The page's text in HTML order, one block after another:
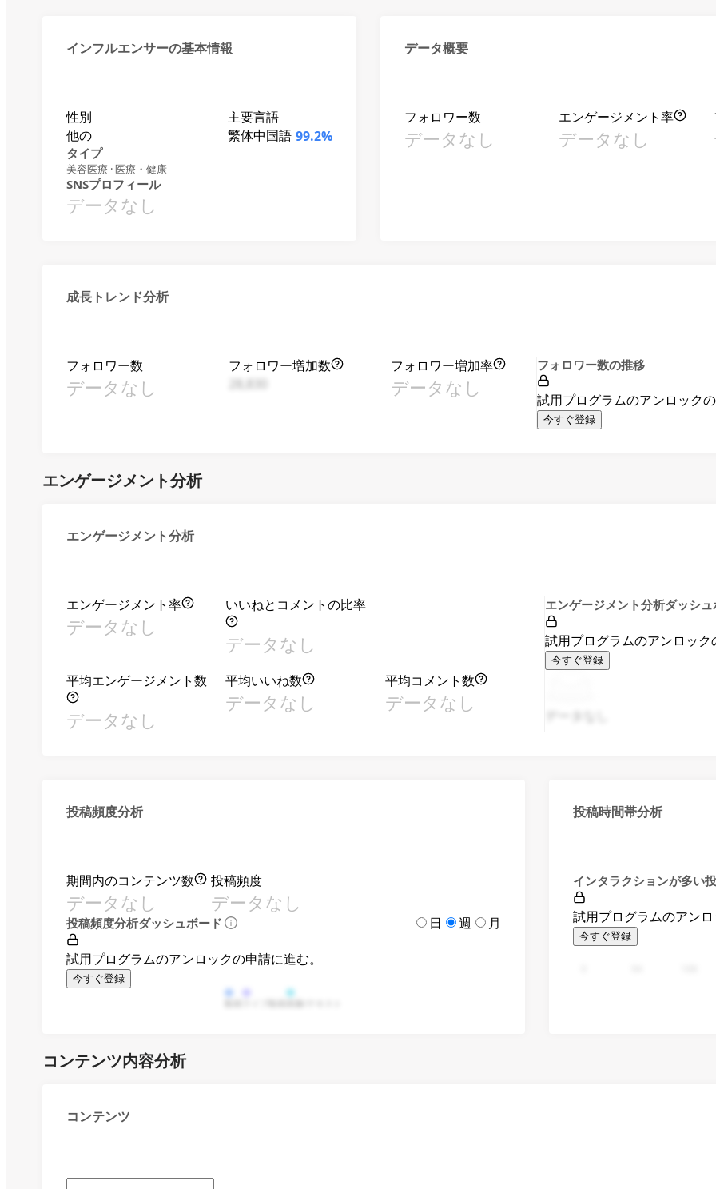
インフルエンサーの基本情報
性別
他の
主要言語
繁体中国語 99.2%
タイプ
美容医療 · 医療・健康
SNSプロフィール
データなし
データ概要
フォロワー数
データなし
エンゲージメント率
データなし
成長トレンド分析
フォロワー数
データなし
フォロワー増加数
フォロワー増加率
データなし
フォロワー数の推移
試用プログラムのアンロックの
今すぐ登録
エンゲージメント分析
エンゲージメント分析
エンゲージメント率
データなし
いいねとコメントの比率
データなし
平均エンゲージメント数
データなし
平均いいね数
データなし
平均コメント数
データなし
エンゲージメント分析ダッシュ
試用プログラムのアンロック
今すぐ登録
投稿頻度分析
期間内のコンテンツ数
データなし
投稿頻度
データなし
投稿頻度分析ダッシュボード 日 週 月
試用プログラムのアンロックの申請に進む。
今すぐ登録
投稿時間帯分析
インタラクションが多い
試用プログラムのアンロ
今すぐ登録
コンテンツ内容分析
コンテンツ